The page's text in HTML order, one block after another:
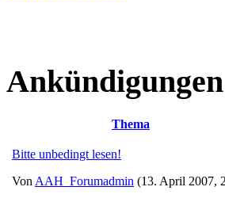
Thema
Bitte unbedingt lesen!
Von AAH_Forumadmin (13. April 2007,